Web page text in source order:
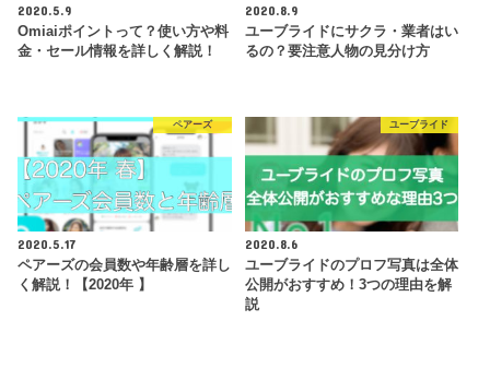
2020.5.9
Omiaiポイントって？使い方や料
金・セール情報を詳しく解説！
2020.8.9
ユーブライドにサクラ・業者はい
るの？要注意人物の見分け方
ペアーズ
2020.5.17
ペアーズの会員数や年齢層を詳し
く解説！【2020年 】
ユーブライド
2020.8.6
ユーブライドのプロフ写真は全体
公開がおすすめ！3つの理由を解
説